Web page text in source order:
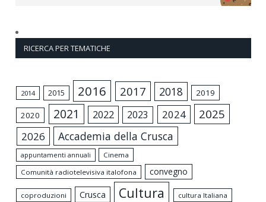
RICERCA PER TEMATICHE
2014 2015 2016 2017 2018 2019
2020 2021 2022 2023 2024 2025
2026 Accademia della Crusca
appuntamenti annuali
Cinema
Comunità radiotelevisiva italofona
convegno
coproduzioni Crusca Cultura
cultura Italiana